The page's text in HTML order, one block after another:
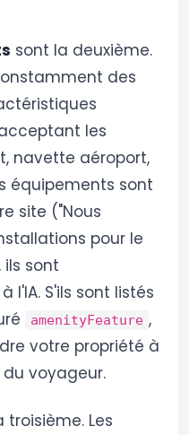
sont la deuxième.
des
les
navette aéroport,
équipements sont
site ("Nous
pour le
sont
l'IA. S'ils sont listés
amenityFeature ,
votre propriété à
voyageur.
troisième. Les